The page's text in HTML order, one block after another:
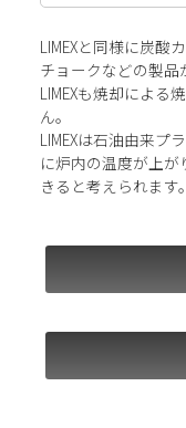
LIMEXと同様に炭酸
チョークなどの製品
LIMEXも焼却による
ん。
LIMEXは石油由来プ
に炉内の温度が上
きると考えられます。